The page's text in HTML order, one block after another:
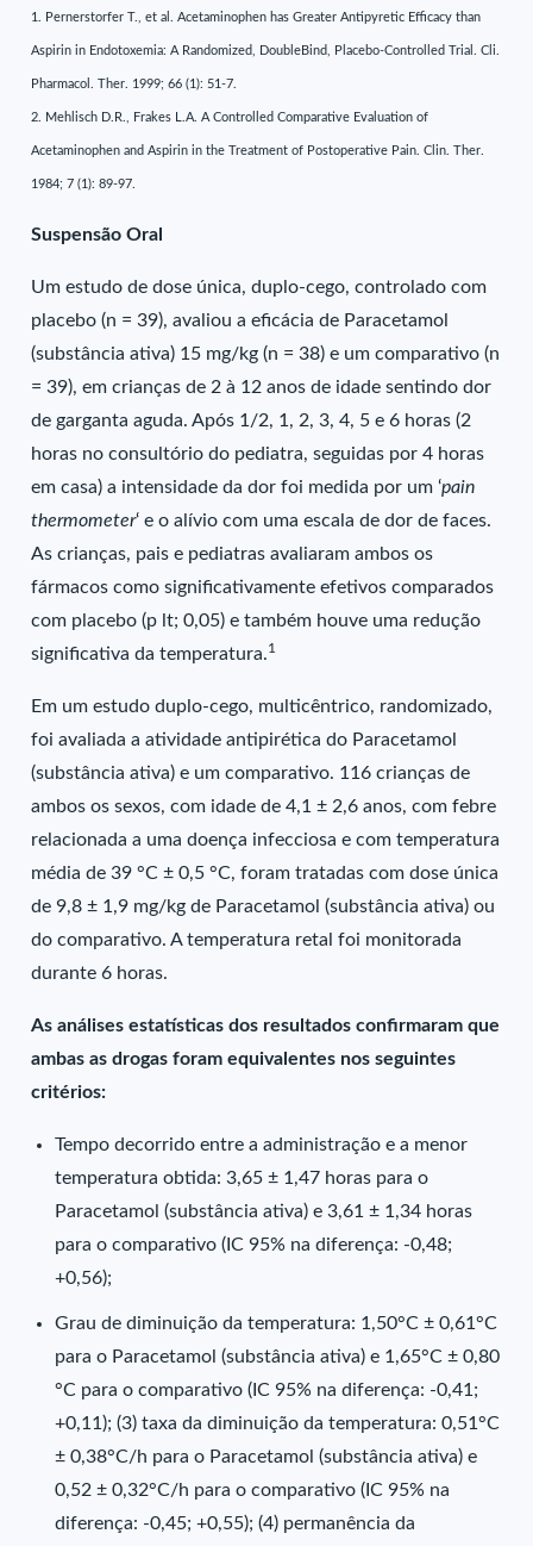
1. Pernerstorfer T., et al. Acetaminophen has Greater Antipyretic Efficacy than
Aspirin in Endotoxemia: A Randomized, DoubleBind, Placebo-Controlled Trial. Cli.
Pharmacol. Ther. 1999; 66 (1): 51-7.
2. Mehlisch D.R., Frakes L.A. A Controlled Comparative Evaluation of
Acetaminophen and Aspirin in the Treatment of Postoperative Pain. Clin. Ther.
1984; 7 (1): 89-97.
Suspensão Oral
Um estudo de dose única, duplo-cego, controlado com
placebo (n = 39), avaliou a eficácia de Paracetamol
(substância ativa) 15 mg/kg (n = 38) e um comparativo (n
= 39), em crianças de 2 à 12 anos de idade sentindo dor
de garganta aguda. Após 1/2, 1, 2, 3, 4, 5 e 6 horas (2
horas no consultório do pediatra, seguidas por 4 horas
em casa) a intensidade da dor foi medida por um ‘pain
thermometer‘ e o alívio com uma escala de dor de faces.
As crianças, pais e pediatras avaliaram ambos os
fármacos como significativamente efetivos comparados
com placebo (p lt; 0,05) e também houve uma redução
significativa da temperatura.1
Em um estudo duplo-cego, multicêntrico, randomizado,
foi avaliada a atividade antipirética do Paracetamol
(substância ativa) e um comparativo. 116 crianças de
ambos os sexos, com idade de 4,1 ± 2,6 anos, com febre
relacionada a uma doença infecciosa e com temperatura
média de 39 °C ± 0,5 °C, foram tratadas com dose única
de 9,8 ± 1,9 mg/kg de Paracetamol (substância ativa) ou
do comparativo. A temperatura retal foi monitorada
durante 6 horas.
As análises estatísticas dos resultados confirmaram que
ambas as drogas foram equivalentes nos seguintes
critérios:
Tempo decorrido entre a administração e a menor
temperatura obtida: 3,65 ± 1,47 horas para o
Paracetamol (substância ativa) e 3,61 ± 1,34 horas
para o comparativo (IC 95% na diferença: -0,48;
+0,56);
Grau de diminuição da temperatura: 1,50°C ± 0,61°C
para o Paracetamol (substância ativa) e 1,65°C ± 0,80
°C para o comparativo (IC 95% na diferença: -0,41;
+0,11); (3) taxa da diminuição da temperatura: 0,51°C
± 0,38°C/h para o Paracetamol (substância ativa) e
0,52 ± 0,32°C/h para o comparativo (IC 95% na
diferença: -0,45; +0,55); (4) permanência da